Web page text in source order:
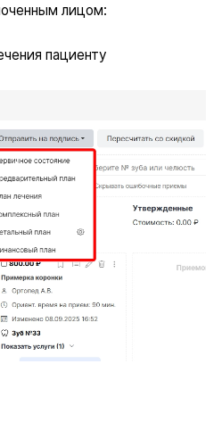
лицом:
пациенту